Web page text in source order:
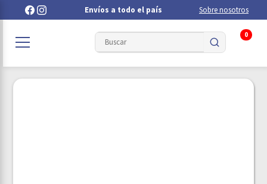
Envíos a todo el país Sobre nosotros
0